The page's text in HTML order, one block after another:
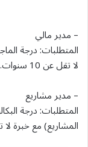
– مدير مالي
المتطلبات: درجة
لا تقل عن 10 سنوات.
– مدير مشاريع
المتطلبات: درجة
المشاريع) مع خبرة